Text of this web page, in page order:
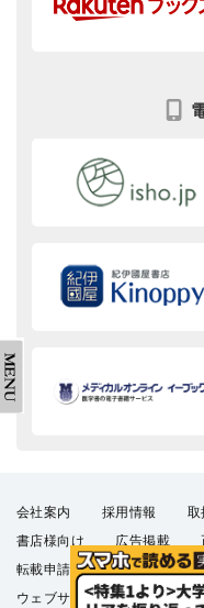
会社案内 採用情報 取
書店様向け
広告掲載
転載申請
プライバシーポ
ウェブサイト利用規約
羊